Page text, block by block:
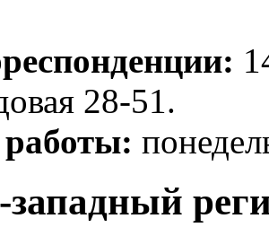
28-51.
западный